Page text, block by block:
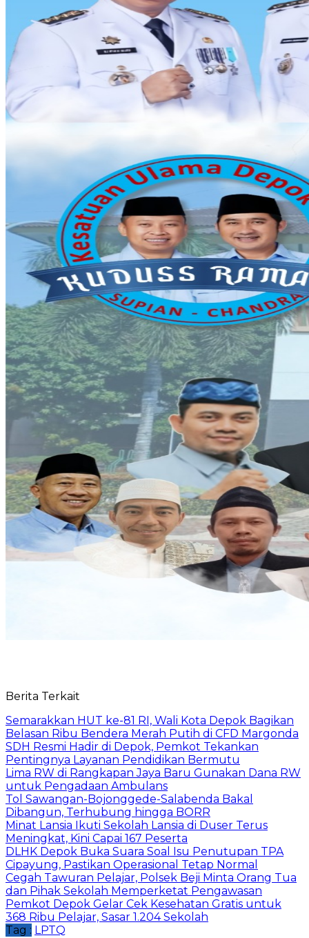
Berita Terkait
Semarakkan HUT ke-81 RI, Wali Kota Depok Bagikan
Belasan Ribu Bendera Merah Putih di CFD Margonda
SDH Resmi Hadir di Depok, Pemkot Tekankan
Pentingnya Layanan Pendidikan Bermutu
Lima RW di Rangkapan Jaya Baru Gunakan Dana RW
untuk Pengadaan Ambulans
Tol Sawangan-Bojonggede-Salabenda Bakal
Dibangun, Terhubung hingga BORR
Minat Lansia Ikuti Sekolah Lansia di Duser Terus
Meningkat, Kini Capai 167 Peserta
DLHK Depok Buka Suara Soal Isu Penutupan TPA
Cipayung, Pastikan Operasional Tetap Normal
Cegah Tawuran Pelajar, Polsek Beji Minta Orang Tua
dan Pihak Sekolah Memperketat Pengawasan
Pemkot Depok Gelar Cek Kesehatan Gratis untuk
368 Ribu Pelajar, Sasar 1.204 Sekolah
Tag : LPTQ